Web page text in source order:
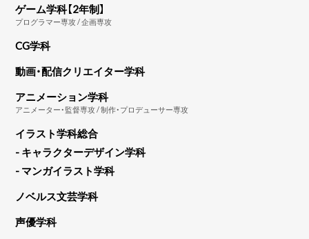
ゲーム学科【2年制】
プログラマー専攻 / 企画専攻
CG学科
動画・配信クリエイター学科
アニメーション学科
アニメーター・監督専攻 / 制作・プロデューサー専攻
イラスト学科総合
- キャラクターデザイン学科
- マンガイラスト学科
ノベルス文芸学科
声優学科